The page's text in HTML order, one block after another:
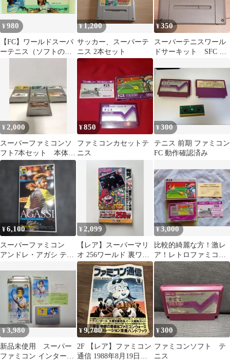
¥980
【FC】ワールドスーパ
ーテニス（ソフトの
¥1,200
サッカー、スーパーテ
ニス 2本セット
¥350
スーパーテニスワール
ドサーキット SFC ス
¥2,000
スーパーファミコンソ
フト7本セット 本体の
み
¥850
ファミコンカセットテ
ニス
¥300
テニス 前期 ファミコン
FC 動作確認済み
¥6,100
スーパーファミコン
アンドレ・アガシ テニ
¥ 2,099
【レア】スーパーマリ
オ 256ワールド 裏ワザ
ファミコン 必勝本 バグ
ボーイ
¥3,000
比較的綺麗な方！激レ
ア！レトロファミコ
ン！任天堂 テニス
銀箱、説明書付き！
¥3,980
新品未使用 スーパー
ファミコン インターナ
¥9,700
2F 【レア】ファミコン
通信 1988年8月19日号
¥300
ファミコンソフト テ
ニス